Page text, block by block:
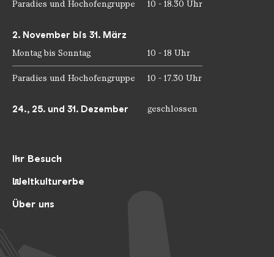
Ihr Besuch
Weltkulturerbe
Über uns
Paradies und Hochofengruppe 10 - 18.30 Uhr
2. November bis 31. März
Montag bis Sonntag 10 - 18 Uhr
Paradies und Hochofengruppe 10 - 17.30 Uhr
24., 25. und 31. Dezember geschlossen